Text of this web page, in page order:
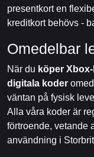
presentkort en
kreditkort behövs -
Omedelbar
När du köper
digitala koder
väntan på fysisk
Alla våra koder är
förtroende, vetande
användning i